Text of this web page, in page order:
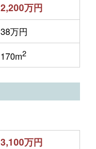
2,200万円
38万円
170m2
3,100万円